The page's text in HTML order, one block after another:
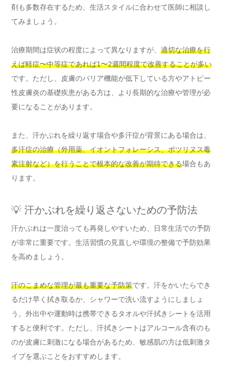
剤も多数存在するため、生活スタイルに合わせて医師に相談し
てみましょう。
治療期間は症状の程度によって異なりますが、 適切な治療を行
えば軽症〜中等症であれば1〜2週間程度で改善することが多い
です。ただし、皮膚のバリア機能が低下している方やアトピー
性皮膚炎の基礎疾患がある方は、より長期的な治療や管理が必
要になることがあります。
また、汗かぶれを繰り返す場合や多汗症が背景にある場合は、
多汗症の治療（外用薬、イオントフォレーシス、ボツリヌス毒
素注射など）を行うことで根本的な改善が期待できる場合もあ
ります。
💡 汗かぶれを繰り返さないための予防法
汗かぶれは一度治っても再発しやすいため、日常生活での予防
が非常に重要です。生活習慣の見直しや環境の整備で予防効果
を高めましょう。
汗のこまめな管理が最も重要な予防策です。汗をかいたらでき
るだけ早く拭き取るか、シャワーで洗い流すようにしましょ
う。外出中や運動時は携帯できるタオルや汗拭きシートを活用
すると便利です。ただし、汗拭きシートはアルコール含有のも
のが皮膚に刺激になる場合があるため、敏感肌の方は低刺激タ
イプを選ぶことをおすすめします。